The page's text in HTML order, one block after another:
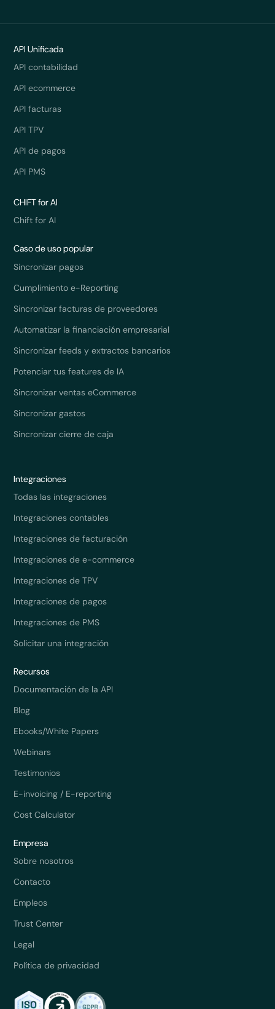
API Unificada
API contabilidad
API ecommerce
API facturas
API TPV
API de pagos
API PMS
CHIFT for AI
Chift for AI
Caso de uso popular
Sincronizar pagos
Cumplimiento e-Reporting
Sincronizar facturas de proveedores
Automatizar la financiación empresarial
Sincronizar feeds y extractos bancarios
Potenciar tus features de IA
Sincronizar ventas eCommerce
Sincronizar gastos
Sincronizar cierre de caja
Integraciones
Todas las integraciones
Integraciones contables
Integraciones de facturación
Integraciones de e-commerce
Integraciones de TPV
Integraciones de pagos
Integraciones de PMS
Solicitar una integración
Recursos
Documentación de la API
Blog
Ebooks/White Papers
Webinars
Testimonios
E-invoicing / E-reporting
Cost Calculator
Empresa
Sobre nosotros
Contacto
Empleos
Trust Center
Legal
Política de privacidad